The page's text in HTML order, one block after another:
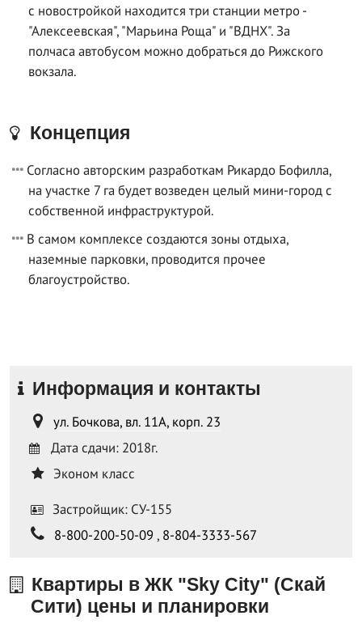
с новостройкой находится три станции метро -
"Алексеевская", "Марьина Роща" и "ВДНХ". За
полчаса автобусом можно добраться до Рижского
вокзала.
Концепция
Согласно авторским разработкам Рикардо Бофилла,
на участке 7 га будет возведен целый мини-город с
собственной инфраструктурой.
В самом комплексе создаются зоны отдыха,
наземные парковки, проводится прочее
благоустройство.
Информация и контакты
ул. Бочкова, вл. 11А, корп. 23
Дата сдачи: 2018г.
Эконом класс
Застройщик: СУ-155
8-800-200-50-09 , 8-804-3333-567
Квартиры в ЖК "Sky City" (Скай
Сити) цены и планировки